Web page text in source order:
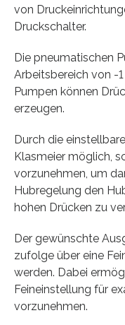
von
Druckschalter.
Die pneumatischen
Arbeitsbereich von -
Pumpen können
erzeugen.
Durch die
Klasmeier möglich,
vorzunehmen, um
Hubregelung den
hohen Drücken zu
Der gewünschte
zufolge über eine
werden. Dabei
Feineinstellung für
vorzunehmen.